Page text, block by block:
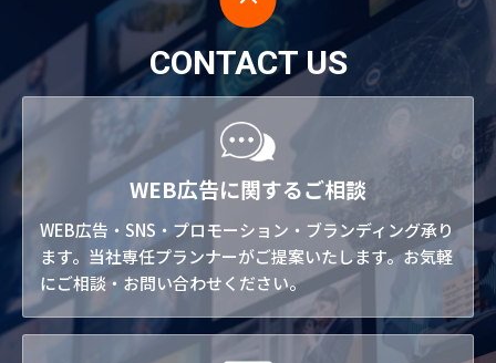
CONTACT US
WEB広告に関するご相談
WEB広告・SNS・プロモーション・ブランディング承り
ます。当社専任プランナーがご提案いたします。お気軽
にご相談・お問い合わせください。